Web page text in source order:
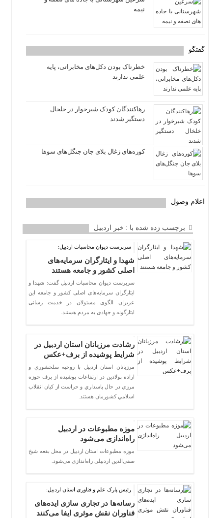
نیمه
گفتگو
خطرناک بودن دکل‌های مخابراتی، پایه
علمی ندارند
رهاکنندگان کودک شیرخوار در خلخال
دستگیر شدند
کوره‌های زغال بلای جان جنگل‌های سوها
اعلام وصول
برچسب زده شده با : خبر اردبیل
سرپرست دیوان محاسبات اردبیل:
شهدا و ایثارگران سرمایه‌های
اصلی کشور و جامعه هستند
سرپرست دیوان محاسبات اردبیل گفت: شهدا و
ایثارگران سرمایه‌های اصلی کشور و جامعه این
عزیزان الگوی مسئولان در خدمت رسانی
ایثارگونه و جهادی به مردم هستند.
رشادت مرزبانان استان اردبیل در
شرایط پوشیده از برف+عکس
مرزبانان استان اردبيل با روحيه سلحشوري و
اراده پولادين در ارتفاعات پوشيده از برف حوزه
مرزي در حال پاسداري و حراست از كيان انقلاب
اسلامي كشورمان هستند.
موزه مطبوعات در اردبیل
راه‌اندازی می‌شود
موزه مطبوعات استان اردبیل در محل بقعه شیخ
صفی‌الدین اردبیلی راه‌اندازی می‌شود.
رئیس پارک علم و فناوری استان اردبیل:
رسانه‌ها در تجاری سازی ایده‌های
فناوران نقش موثری ایفا می‌کنند